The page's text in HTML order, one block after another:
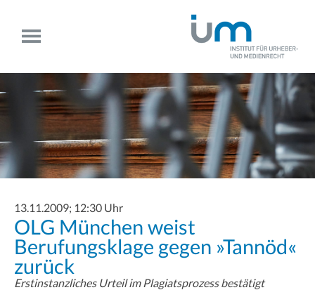
13.11.2009; 12:30 Uhr
OLG München weist
Berufungsklage gegen »Tannöd«
zurück
Erstinstanzliches Urteil im Plagiatsprozess bestätigt